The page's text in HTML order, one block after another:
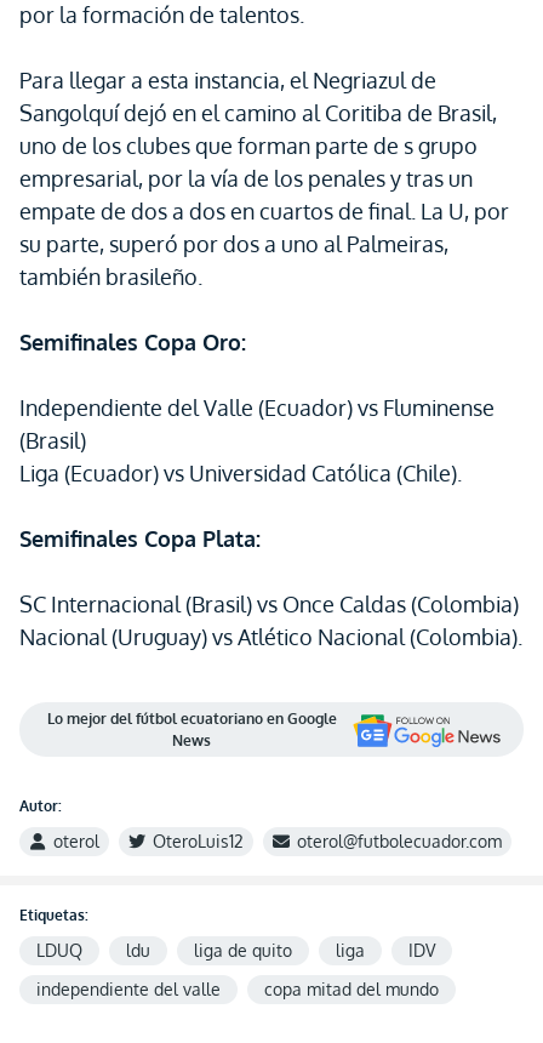
por la formación de talentos.
Para llegar a esta instancia, el Negriazul de
Sangolquí dejó en el camino al Coritiba de Brasil,
uno de los clubes que forman parte de s grupo
empresarial, por la vía de los penales y tras un
empate de dos a dos en cuartos de final. La U, por
su parte, superó por dos a uno al Palmeiras,
también brasileño.
Semifinales Copa Oro:
Independiente del Valle (Ecuador) vs Fluminense
(Brasil)
Liga (Ecuador) vs Universidad Católica (Chile).
Semifinales Copa Plata:
SC Internacional (Brasil) vs Once Caldas (Colombia)
Nacional (Uruguay) vs Atlético Nacional (Colombia).
Lo mejor del fútbol ecuatoriano en Google
News
Autor:
oterol OteroLuis12 oterol@futbolecuador.com
Etiquetas:
LDUQ ldu liga de quito liga
IDV
independiente del valle
copa mitad del mundo